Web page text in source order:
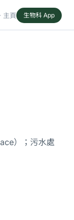
頁 生物科 App
）；污水處